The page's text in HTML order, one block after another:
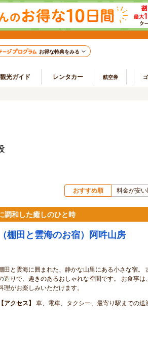
お得な特典をみる
観光ガイド レンタカー 航空券
おすすめ順 料金が安い
調和した癒しのひと時
（棚田と雲海のお宿）阿吽山房
田と雲海に囲まれた、静かな山里にある小さな宿。
造りで、趣きのあるおしゃれな空間です。 お食事
理がお楽しみいただけます。
【アクセス】
車、電車、タクシー、最寄り駅までの送